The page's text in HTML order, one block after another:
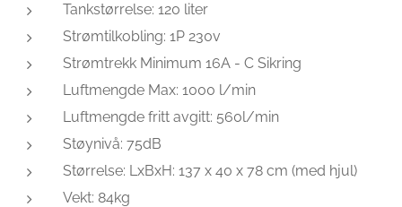
Tankstørrelse: 120 liter
Strømtilkobling: 1P 230v
Strømtrekk Minimum 16A - C Sikring
Luftmengde Max: 1000 l/min
Luftmengde fritt avgitt: 560l/min
Støynivå: 75dB
Størrelse: LxBxH: 137 x 40 x 78 cm (med hjul)
Vekt: 84kg